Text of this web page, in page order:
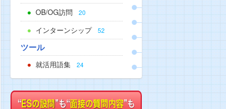
OB/OG訪問 20
インターンシップ 52
ツール
就活用語集 24